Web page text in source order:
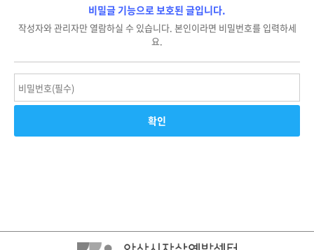
비밀글 기능으로 보호된 글입니다.
작성자와 관리자만 열람하실 수 있습니다. 본인이라면 비밀번호를 입력하세
요.